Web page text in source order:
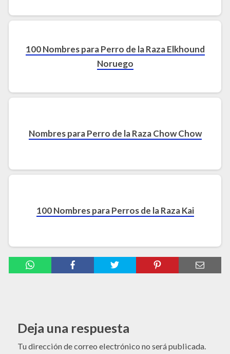
100 Nombres para Perro de la Raza Elkhound
Noruego
Nombres para Perro de la Raza Chow Chow
100 Nombres para Perros de la Raza Kai
Deja una respuesta
Tu dirección de correo electrónico no será publicada.